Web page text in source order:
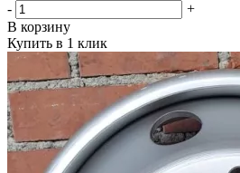
-
+
В корзину
Купить в 1 клик